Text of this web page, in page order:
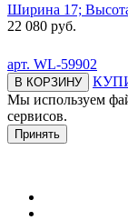
Ширина 17;
22 080 руб.
арт. WL-59902
В КОРЗИНУ
Мы используем
сервисов.
Принять